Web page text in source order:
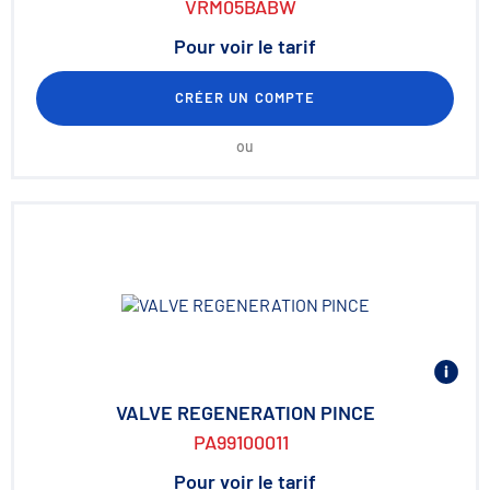
VRM05BABW
Pour voir le tarif
CRÉER UN COMPTE
ou
VALVE REGENERATION PINCE
PA99100011
Pour voir le tarif